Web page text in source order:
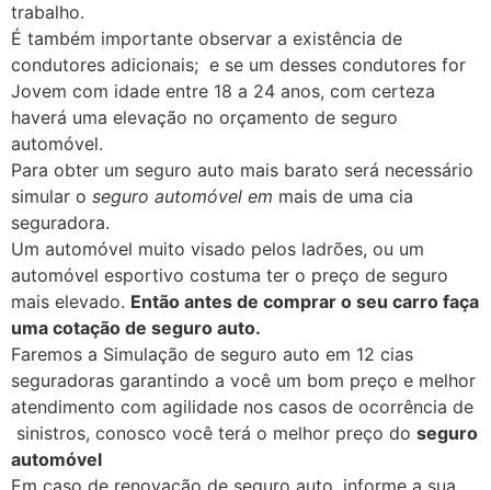
trabalho.
É também importante observar a existência de
condutores adicionais; e se um desses condutores for
Jovem com idade entre 18 a 24 anos, com certeza
haverá uma elevação no orçamento de seguro
automóvel.
Para obter um seguro auto mais barato será necessário
simular o seguro automóvel em mais de uma cia
seguradora.
Um automóvel muito visado pelos ladrões, ou um
automóvel esportivo costuma ter o preço de seguro
mais elevado. Então antes de comprar o seu carro faça
uma cotação de seguro auto.
Faremos a Simulação de seguro auto em 12 cias
seguradoras garantindo a você um bom preço e melhor
atendimento com agilidade nos casos de ocorrência de
sinistros, conosco você terá o melhor preço do seguro
automóvel